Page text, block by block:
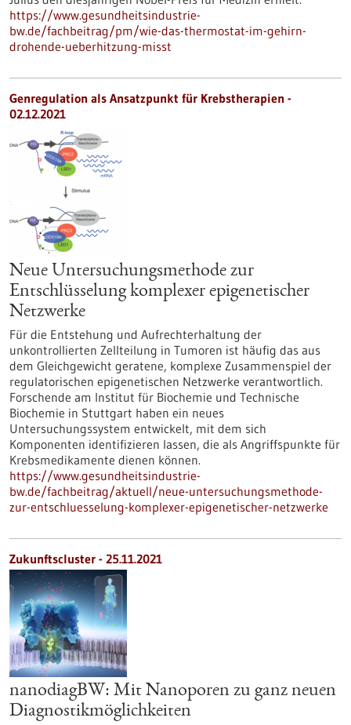
https://www.gesundheitsindustrie-
bw.de/fachbeitrag/pm/wie-das-thermostat-im-gehirn-
drohende-ueberhitzung-misst
Genregulation als Ansatzpunkt für Krebstherapien -
02.12.2021
Neue Untersuchungsmethode zur
Entschlüsselung komplexer epigenetischer
Netzwerke
Für die Entstehung und Aufrechterhaltung der
unkontrollierten Zellteilung in Tumoren ist häufig das aus
dem Gleichgewicht geratene, komplexe Zusammenspiel der
regulatorischen epigenetischen Netzwerke verantwortlich.
Forschende am Institut für Biochemie und Technische
Biochemie in Stuttgart haben ein neues
Untersuchungssystem entwickelt, mit dem sich
Komponenten identifizieren lassen, die als Angriffspunkte für
Krebsmedikamente dienen können.
https://www.gesundheitsindustrie-
bw.de/fachbeitrag/aktuell/neue-untersuchungsmethode-
zur-entschluesselung-komplexer-epigenetischer-netzwerke
Zukunftscluster - 25.11.2021
nanodiagBW: Mit Nanoporen zu ganz neuen
Diagnostikmöglichkeiten